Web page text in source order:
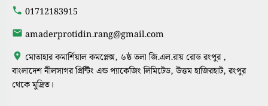
01712183915
amaderprotidin.rang@gmail.com
মোতাহার কমার্শিয়াল কমপ্লেক্স, ৬ষ্ঠ তলা জি.এল.রায় রোড রংপুর ,
বাংলাদেশ নীলসাগর প্রিন্টিং এন্ড প্যাকেজিং লিমিটেড, উত্তম হাজিরহাট, রংপুর
থেকে মুদ্রিত।